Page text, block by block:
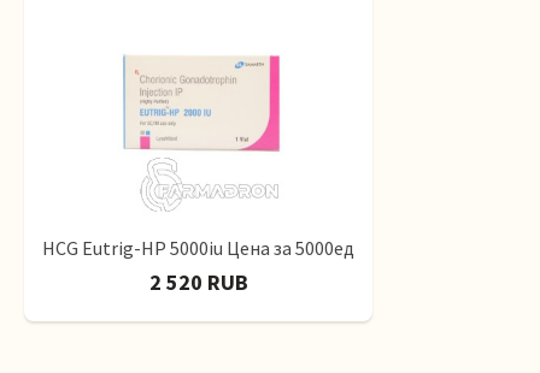
HCG Eutrig-HP 5000iu Цена за 5000ед
2 520 RUB